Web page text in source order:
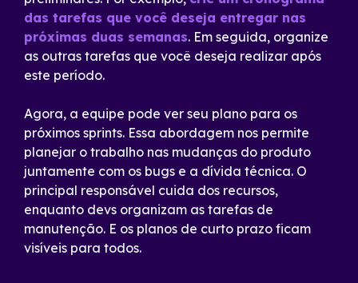
das tarefas que você deseja entregar nas
próximas duas semanas. Em seguida, organize
as outras tarefas que você deseja realizar após
este período.
Agora, a equipe pode ver seu plano para os
próximos sprints. Essa abordagem nos permite
planejar o trabalho nas mudanças do produto
juntamente com os bugs e a dívida técnica. O
principal responsável cuida dos recursos,
enquanto devs organizam as tarefas de
manutenção. E os planos de curto prazo ficam
visíveis para todos.